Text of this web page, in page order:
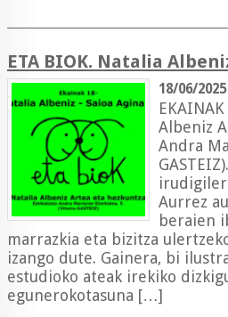
ETA BIOK. Natalia
18/06/2025
Albeniz
Andra
Aurrez
beraien
marrazkia eta bizitza
izango dute. Gainera, bi
estudioko ateak irekiko
egunerokotasuna […]